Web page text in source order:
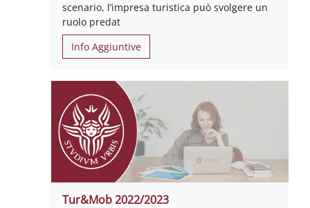
scenario, l’impresa turistica può svolgere un
ruolo predat
Info Aggiuntive
Tur&Mob 2022/2023